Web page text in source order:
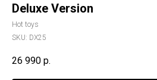
Deluxe Version
Hot toys
SKU: DX25
26 990 р.